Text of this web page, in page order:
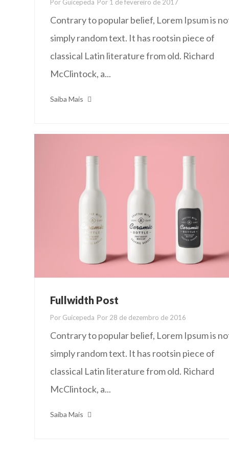
Por Guicepeda Por 1 de fevereiro de 2017
Contrary to popular belief, Lorem Ipsum is
simply random text. It has rootsin piece of
classical Latin literature from old. Richard
McClintock, a...
Saiba Mais
Fullwidth Post
Por Guicepeda Por 28 de dezembro de 2016
Contrary to popular belief, Lorem Ipsum is
simply random text. It has rootsin piece of
classical Latin literature from old. Richard
McClintock, a...
Saiba Mais